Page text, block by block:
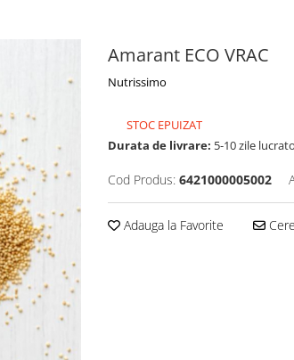
Amarant ECO VRAC
Nutrissimo
STOC EPUIZAT
Durata de livrare: 5-10 zile
Cod Produs: 6421000005002
Adauga la Favorite